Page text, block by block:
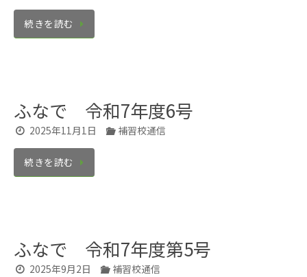
続きを読む
ふなで 令和7年度6号
2025年11月1日 補習校通信
続きを読む
ふなで 令和7年度第5号
2025年9月2日 補習校通信